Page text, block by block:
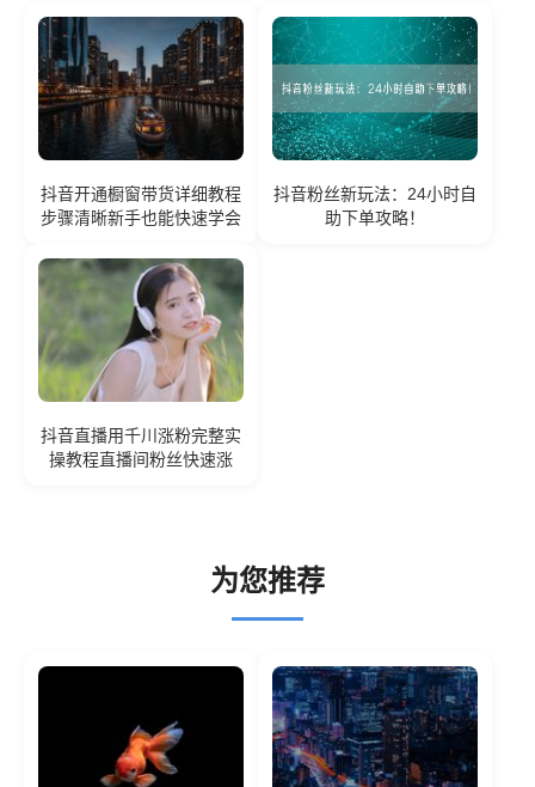
抖音开通橱窗带货详细教程
步骤清晰新手也能快速学会
抖音粉丝新玩法：24小时自
助下单攻略！
抖音直播用千川涨粉完整实
操教程直播间粉丝快速涨
为您推荐